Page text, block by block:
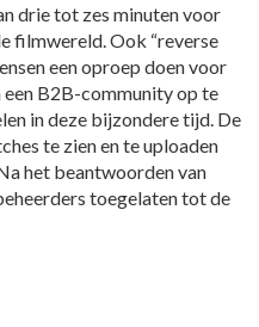
drie tot zes minuten voor
filmwereld. Ook “reverse
een oproep doen voor
een B2B-community op te
in deze bijzondere tijd. De
te zien en te uploaden
het beantwoorden van
toegelaten tot de